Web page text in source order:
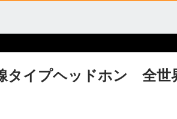
タイプヘッドホン 全世